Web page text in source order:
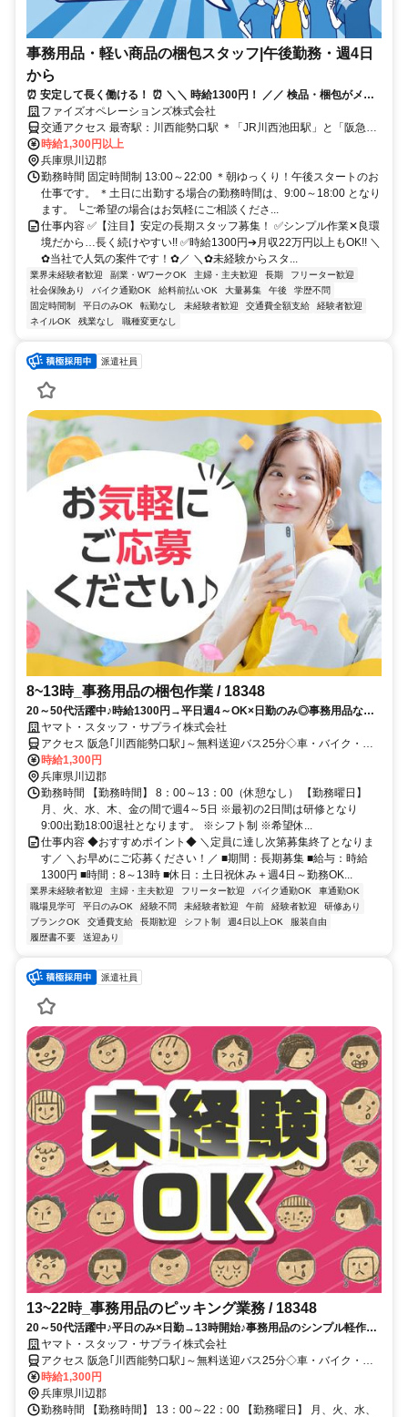
事務用品・軽い商品の梱包スタッフ|午後勤務・週4日
から
⏰️ 安定して長く働ける！ ⏰️ ＼＼ 時給1300円！ ／／ 検品・梱包がメイ
ンのかんたん軽作業！ 上場企業の物流センター♪髪色自由！
ファイズオペレーションズ株式会社
交通アクセス 最寄駅：川西能勢口駅 ＊「JR川西池田駅」と「阪急川
西能勢口駅」から送迎バスあり！ └各駅から勤務地までは送迎バスで
25分程度です。 ＊車通勤OK ＊バイク通勤OK └駐車場あり 【勤務
地】 兵庫県川辺郡猪名川町 ✅️川西市、池田市、猪名川町、尼崎市、
宝塚市、三田市、伊丹市、西宮市、豊能町、豊中市などから通勤する
スタッフがいます！阪急orJRで川西まで通勤して、駅からは専用の送
迎バスなので、意外とらくちんです♪
時給1,300円以上
兵庫県川辺郡
勤務時間 固定時間制 13:00～22:00 ＊朝ゆっくり！午後スタートのお
仕事です。 ＊土日に出勤する場合の勤務時間は、9:00～18:00 となり
ます。 └ご希望の場合はお気軽にご相談くださ...
仕事内容 ✅️【注目】安定の長期スタッフ募集！ ✅️シンプル作業✕良環
境だから…長く続けやすい!! ✅️時給1300円➔月収22万円以上もOK!! ＼
✿当社で人気の案件です！✿／ ＼✿未経験からスタ...
業界未経験者歓迎 副業・WワークOK 主婦・主夫歓迎 長期
フリーター歓迎
社会保険あり
バイク通勤OK 給料前払いOK 大量募集 午後
学歴不問
固定時間制
平日のみOK 転勤なし 未経験者歓迎 交通費全額支給
経験者歓迎
ネイルOK
残業なし 職種変更なし
派遣社員
8~13時_事務用品の梱包作業 / 18348
20～50代活躍中♪時給1300円→平日週4～OK×日勤のみ◎事務用品など
を扱う軽作業♪川西能勢口駅～無料送迎あり♪車バイク自転車OK！
ヤマト・スタッフ・サプライ株式会社
アクセス 阪急｢川西能勢口駅｣～無料送迎バス25分◇車・バイク・自
転車通勤OK(駐車場無料！)◇交通費支給あり♪(規定)※交通費は1日
440円×勤務日数分支給（例：440円×20日勤務＝8,800円）→車バイ
ク通勤もガソリン代として支給◎※詳細は面接時に説明いたします＊
送迎バスについて＊本数多数！川西能勢駅間 所要時間25分ほど。
時給1,300円
兵庫県川辺郡
勤務時間 【勤務時間】 8：00～13：00（休憩なし） 【勤務曜日】
月、火、水、木、金の間で週4～5日 ※最初の2日間は研修となり
9:00出勤18:00退社となります。 ※シフト制 ※希望休...
仕事内容 ◆おすすめポイント◆ ＼定員に達し次第募集終了となりま
す／ ＼お早めにご応募ください！／ ■期間：長期募集 ■給与：時給
1300円 ■時間：8～13時 ■休日：土日祝休み＋週4日～勤務OK...
業界未経験者歓迎 主婦・主夫歓迎 フリーター歓迎 バイク通勤OK
車通勤OK
職場見学可
平日のみOK 経験不問 未経験者歓迎 午前 経験者歓迎
研修あり
ブランクOK
交通費支給 長期歓迎 シフト制 週4日以上OK
服装自由
履歴書不要
送迎あり
派遣社員
13~22時_事務用品のピッキング業務 / 18348
20～50代活躍中♪平日のみ×日勤→13時開始♪事務用品のシンプル軽作業
★川西能勢口駅～無料送迎バスあり♪車･バイク･自転車通勤OK☆設備充
実＆環境抜群♪
ヤマト・スタッフ・サプライ株式会社
アクセス 阪急｢川西能勢口駅｣～無料送迎バス25分◇車・バイク・自
転車通勤OK(駐車場無料！)◇交通費支給あり♪(規定)※交通費は1日
440円×勤務日数分支給（例：440円×20日勤務＝8,800円）→車バイ
ク通勤もガソリン代として支給◎※詳細は面接時に説明いたします＊
時給1,300円
兵庫県川辺郡
勤務時間 【勤務時間】 13：00～22：00 【勤務曜日】 月、火、水、